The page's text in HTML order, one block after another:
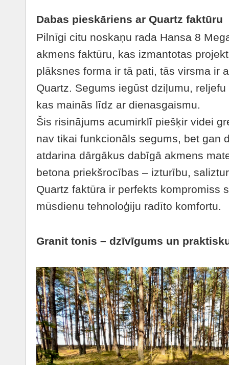
Dabas pieskāriens ar Quartz faktūru
Pilnīgi citu noskaņu rada Hansa 8
akmens faktūru, kas izmantotas
plāksnes forma ir tā pati, tās virsma ir
Quartz. Segums iegūst dziļumu,
kas mainās līdz ar dienasgaismu.
Šis risinājums acumirklī piešķir videi
nav tikai funkcionāls segums, bet gan
atdarina dārgākus dabīgā akmens
betona priekšrocības – izturību,
Quartz faktūra ir perfekts kompromiss
mūsdienu tehnoloģiju radīto komfortu.
Granit tonis – dzīvīgums un